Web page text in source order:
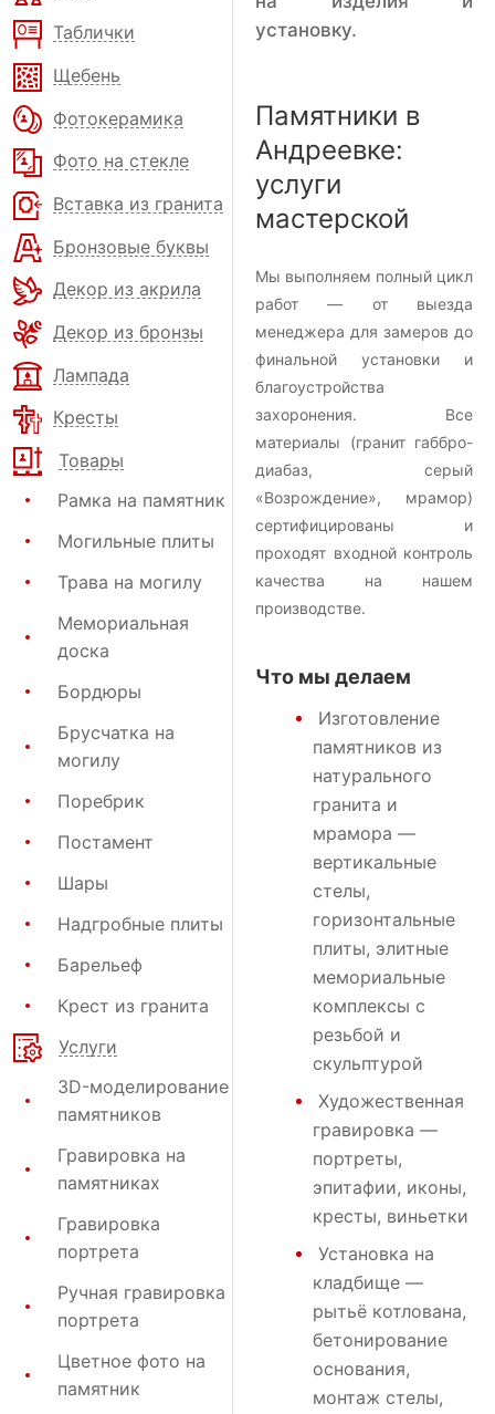
Таблички
Щебень
Фотокерамика
Фото на стекле
Вставка из гранита
Бронзовые буквы
Декор из акрила
Декор из бронзы
Лампада
Кресты
Товары
Рамка на памятник
Могильные плиты
Трава на могилу
Мемориальная
доска
Бордюры
Брусчатка на
могилу
Поребрик
Постамент
Шары
Надгробные плиты
Барельеф
Крест из гранита
Услуги
3D-моделирование
памятников
Гравировка на
памятниках
Гравировка
портрета
Ручная гравировка
портрета
Цветное фото на
памятник
установку.
Памятники в
Андреевке:
услуги
мастерской
Мы выполняем полный цикл
работ — от выезда
менеджера для замеров до
финальной установки и
благоустройства
захоронения. Все
материалы (гранит габбро-
диабаз, серый
«Возрождение», мрамор)
сертифицированы и
проходят входной контроль
качества на нашем
производстве.
Что мы делаем
Изготовление
памятников из
натурального
гранита и
мрамора —
вертикальные
стелы,
горизонтальные
плиты, элитные
мемориальные
комплексы с
резьбой и
скульптурой
Художественная
гравировка —
портреты,
эпитафии, иконы,
кресты, виньетки
Установка на
кладбище —
рытьё котлована,
бетонирование
основания,
монтаж стелы,